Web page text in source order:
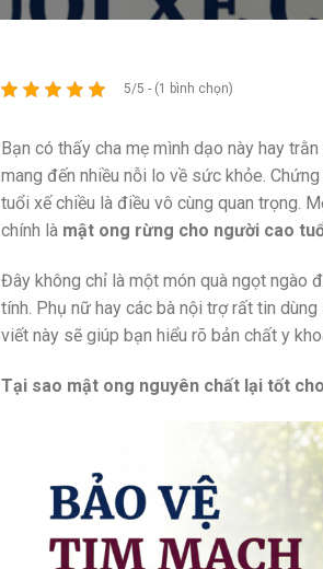
5/5 - (1 bình chọn)
Bạn có thấy cha mẹ mình dạo này hay
mang đến nhiều nỗi lo về sức khỏe.
tuổi xế chiều là điều vô cùng quan trọng.
chính là mật ong rừng cho người cao
Đây không chỉ là một món quà ngọt ngào
tính. Phụ nữ hay các bà nội trợ rất tin
viết này sẽ giúp bạn hiểu rõ bản chất y
Tại sao mật ong nguyên chất lại tốt